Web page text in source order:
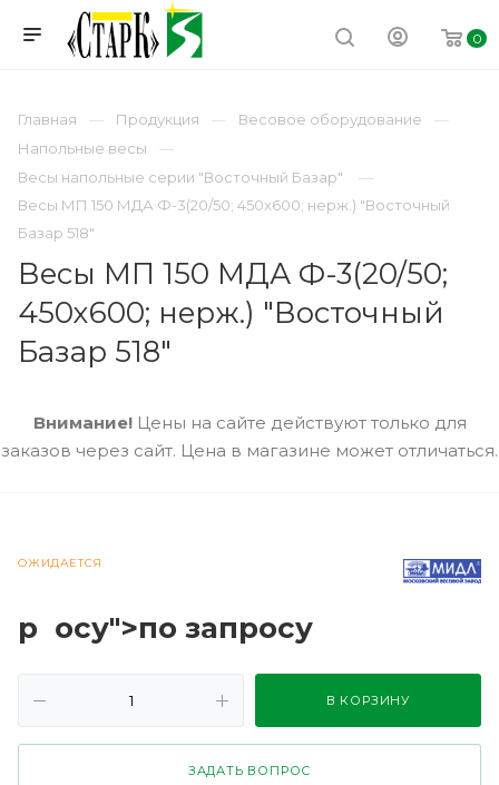
0
Главная Продукция
Весовое оборудование
Напольные весы
Весы напольные серии "Восточный Базар"
Весы МП 150 МДА Ф-3(20/50; 450х600; нерж.) "Восточный
Базар 518"
Весы МП 150 МДА Ф-3(20/50;
450х600; нерж.) "Восточный
Базар 518"
Внимание!Цены на сайте действуют только для
заказов через сайт. Цена в магазине может отличаться.
ОЖИДАЕТСЯ
р осу">по запросу
В КОРЗИНУ
ЗАДАТЬ ВОПРОС